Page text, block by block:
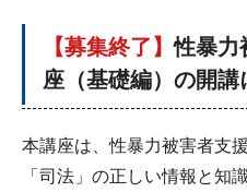
【募集終了】性暴力
座（基礎編）の開講
本講座は、性暴力被害者支
「司法」の正しい情報と知